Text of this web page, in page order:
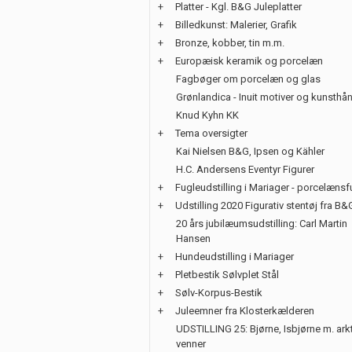
+
Platter - Kgl. B&G Juleplatter
+
Billedkunst: Malerier, Grafik
+
Bronze, kobber, tin m.m.
+
Europæisk keramik og porcelæn
Fagbøger om porcelæn og glas
Grønlandica - Inuit motiver og
Knud Kyhn KK
+
Tema oversigter
Kai Nielsen B&G, Ipsen og Kähler
H.C. Andersens Eventyr Figurer
+
Fugleudstilling i Mariager -
+
Udstilling 2020 Figurativ stentøj fra
20 års jubilæumsudstilling: Carl Martin
Hansen
+
Hundeudstilling i Mariager
+
Pletbestik Sølvplet Stål
+
Sølv-Korpus-Bestik
+
Juleemner fra Klosterkælderen
UDSTILLING 25: Bjørne, Isbjørne m.
venner